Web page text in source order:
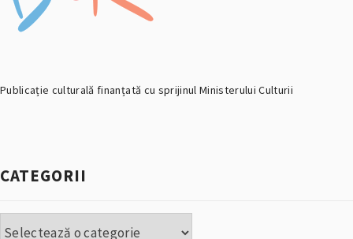
Publicație culturală finanțată cu sprijinul Ministerului Culturii
CATEGORII